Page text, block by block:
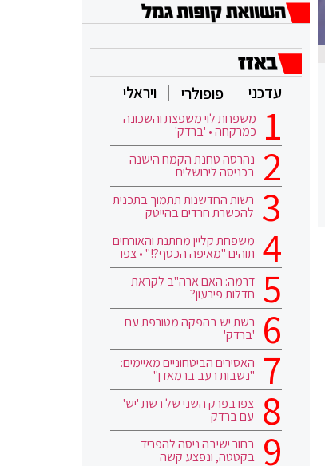
עדכני פופולרי ויראלי
משפחת לוי משפצת והשכונה
כמרקחה • 'ברדק'
נהרסה טחנת הקמח הישנה
בכניסה לירושלים
רשות החדשנות תתמוך בתכנית
להכשרת חרדים בהייטק
משפחת קליין מחתנת והאורחים
תוהים "מאיפה הכסף?!" • צפו
דרמה: האם ארה"ב לקראת
חדלות פירעון?
רשת יש בהפקה מטורפת עם
'ברדק'
האסירים הביטחוניים מאיימים:
"נשבות רעב ברמאדן"
צפו בפרק השני של רשת 'יש'
עם ברדק
בחור ישיבה ניסה להפריד
בקטטה, ונפצע קשה